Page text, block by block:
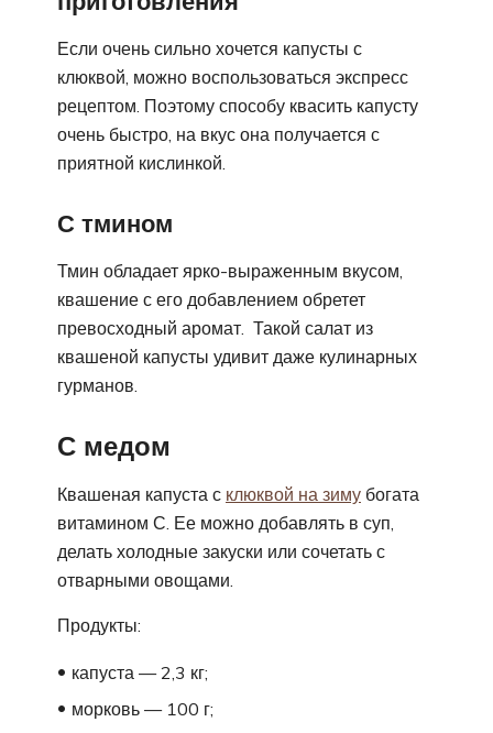
Если очень сильно хочется капусты с
клюквой, можно воспользоваться экспресс
рецептом. Поэтому способу квасить капусту
очень быстро, на вкус она получается с
приятной кислинкой.
С тмином
Тмин обладает ярко-выраженным вкусом,
квашение с его добавлением обретет
превосходный аромат. Такой салат из
квашеной капусты удивит даже кулинарных
гурманов.
С медом
Квашеная капуста с клюквой на зиму богата
витамином С. Ее можно добавлять в суп,
делать холодные закуски или сочетать с
отварными овощами.
Продукты:
капуста — 2,3 кг;
морковь — 100 г;